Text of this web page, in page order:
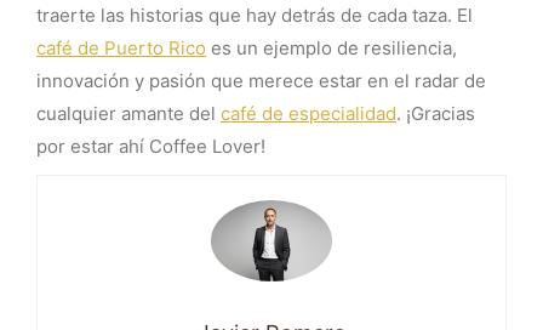
traerte las historias que hay detrás de cada taza. El
café de Puerto Rico es un ejemplo de resiliencia,
innovación y pasión que merece estar en el radar de
cualquier amante del café de especialidad. ¡Gracias
por estar ahí Coffee Lover!